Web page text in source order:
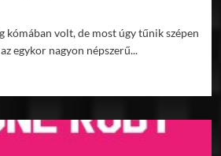
kómában volt, de most úgy tűnik szépen
egykor nagyon népszerű...